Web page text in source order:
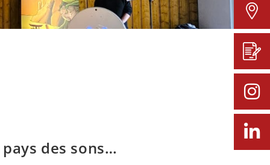
des sons…